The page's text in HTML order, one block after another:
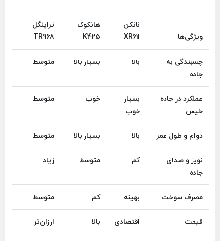
ویژگی‌ها
نانکن
XR611
هانکوک
K425
تراینگل
TR968
چسبندگی به
جاده
بالا بسیار بالا متوسط
عملکرد در جاده
خیس
بسیار
خوب
خوب متوسط
دوام و طول عمر بالا بسیار بالا
متوسط
نویز و صدای
جاده
کم متوسط زیاد
مصرف سوخت بهینه کم
متوسط
قیمت
اقتصادی بالا ارزان‌تر